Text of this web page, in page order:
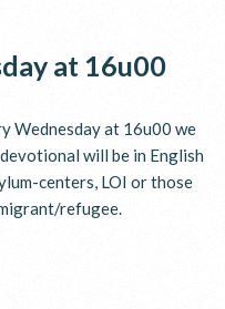
at 16u00
Wednesday at 16u00 we
will be in English
centers, LOI or those
refugee.